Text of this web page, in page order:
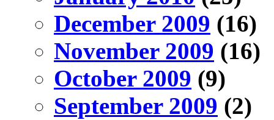
December 2009 (16)
November 2009 (16)
October 2009 (9)
September 2009 (2)